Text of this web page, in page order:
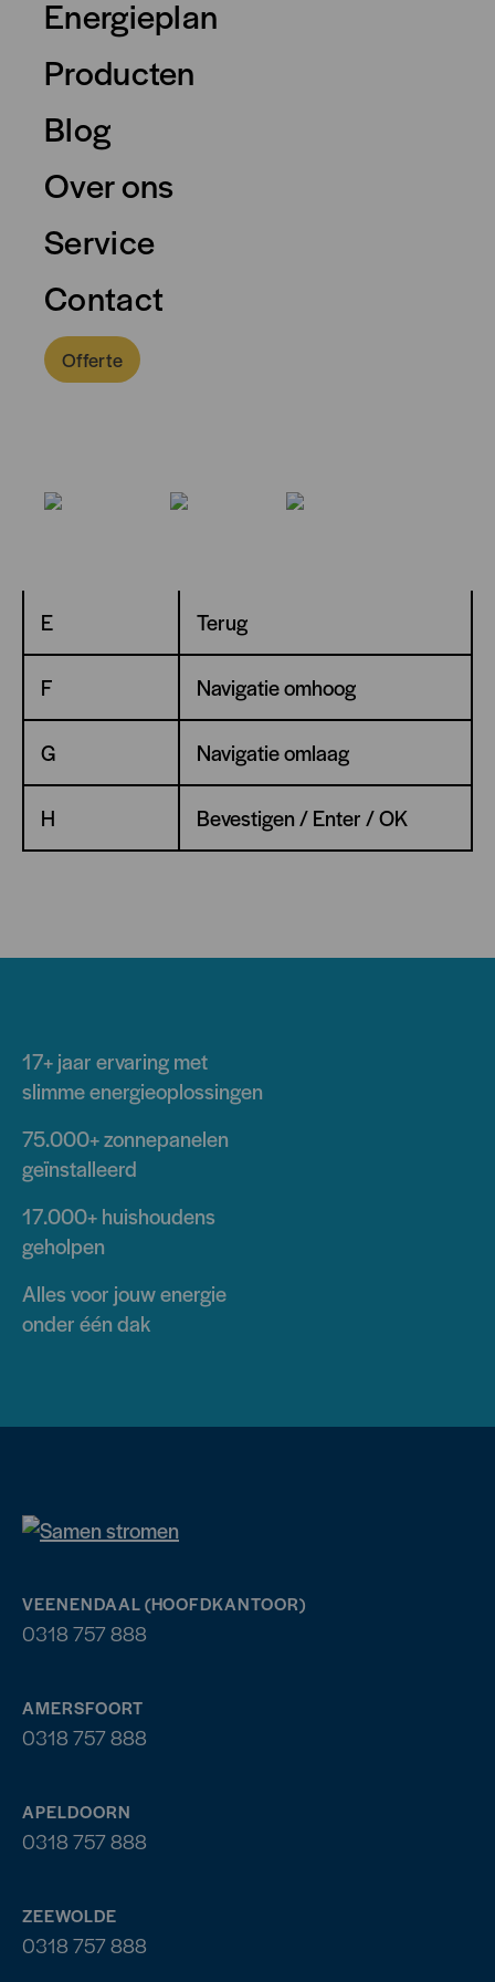
Energieplan
Producten
Blog
Over ons
Service
Contact
Offerte
Symbolen
A
C Batterijstatus
E Terug
F Navigatie omhoog
G Navigatie omlaag
H Bevestigen / Enter / OK
17+ jaarervaring met
slimme energieoplossingen
75.000+zonnepanelen
geïnstalleerd
17.000+huishoudens
geholpen
Alles voor jouw energie
onder één dak
VEENENDAAL (HOOFDKANTOOR)
0318 757 888
AMERSFOORT
0318 757 888
APELDOORN
0318 757 888
ZEEWOLDE
0318 757 888